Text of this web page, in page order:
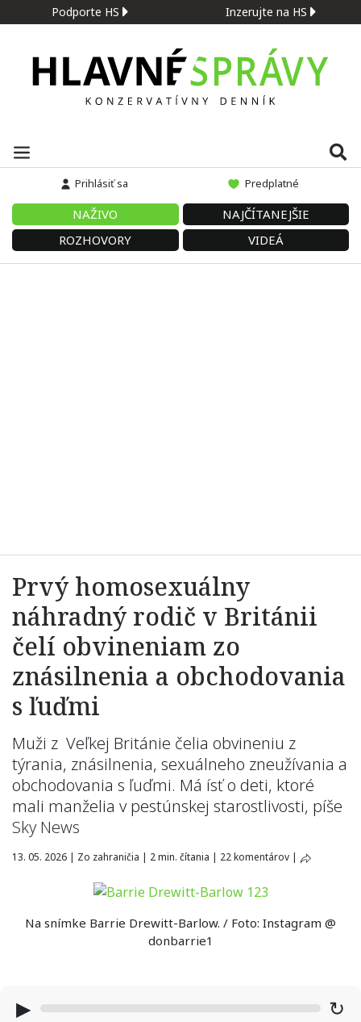
Podporte HS Inzerujte na HS
Prihlásiť sa Predplatné
NAŽIVO
NAJČÍTANEJŠIE
ROZHOVORY
VIDEÁ
Prvý homosexuálny
náhradný rodič v Británii
čelí obvineniam zo
znásilnenia a obchodovania
s ľuďmi
Muži z Veľkej Británie čelia obvineniu z
týrania, znásilnenia, sexuálneho zneužívania a
obchodovania s ľuďmi. Má ísť o deti, ktoré
mali manželia v pestúnskej starostlivosti, píše
Sky News
13. 05. 2026 | Zo zahraničia | 2 min. čítania | 22 komentárov |
Na snímke Barrie Drewitt-Barlow. / Foto: Instagram @
donbarrie1
▶ ↻